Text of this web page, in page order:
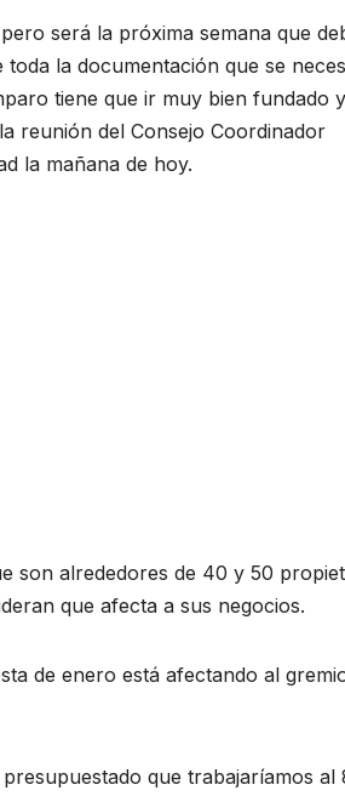
será la próxima semana que
la documentación que se
tiene que ir muy bien fundado y
reunión del Consejo Coordinador
la mañana de hoy.
son alrededores de 40 y 50
que afecta a sus negocios.
de enero está afectando al
que trabajaríamos al